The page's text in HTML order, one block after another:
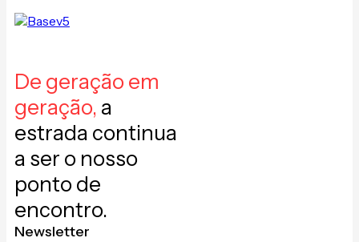
De geração em
geração, a
estrada continua
a ser o nosso
ponto de
encontro.
Newsletter